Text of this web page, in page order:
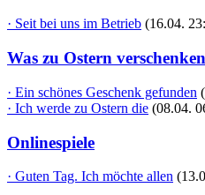
· Seit bei uns im Betrieb (16.04.
Was zu Ostern
· Ein schönes Geschenk gefunden
· Ich werde zu Ostern die (08.04.
Onlinespiele
· Guten Tag. Ich möchte allen